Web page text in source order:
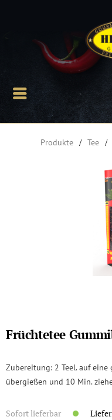
Produkte Tee
Früchtetee
Zubereitung: 2 Teel. auf eine
übergießen und 10 Min.
Sofort lieferbar